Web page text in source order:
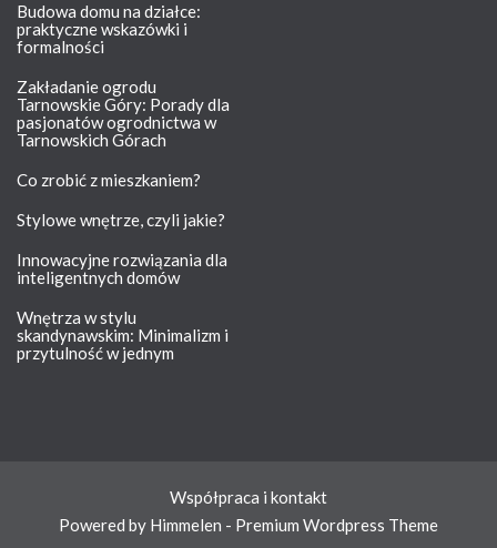
Budowa domu na działce:
praktyczne wskazówki i
formalności
Zakładanie ogrodu
Tarnowskie Góry: Porady dla
pasjonatów ogrodnictwa w
Tarnowskich Górach
Co zrobić z mieszkaniem?
Stylowe wnętrze, czyli jakie?
Innowacyjne rozwiązania dla
inteligentnych domów
Wnętrza w stylu
skandynawskim: Minimalizm i
przytulność w jednym
Współpraca i kontakt
Powered by Himmelen - Premium Wordpress Theme